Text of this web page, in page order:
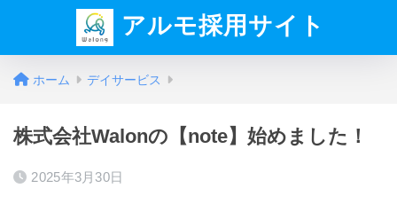
アルモ採用サイト
ホーム デイサービス
株式会社Walonの【note】始めました！
2025年3月30日